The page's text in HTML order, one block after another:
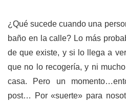
¿Qué sucede cuando una
baño en la calle? Lo más
de que existe, y si lo llega a
que no lo recogería, y ni
casa. Pero un
post… Por «suerte» para